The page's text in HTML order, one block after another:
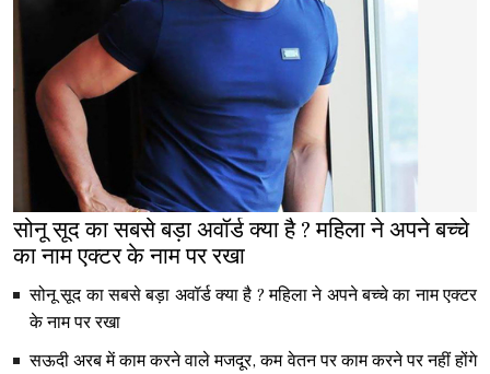
सोनू सूद का सबसे बड़ा अवॉर्ड क्या है ? महिला ने अपने बच्चे
का नाम एक्टर के नाम पर रखा
सोनू सूद का सबसे बड़ा अवॉर्ड क्या है ? महिला ने अपने बच्चे का नाम एक्टर
के नाम पर रखा
सऊदी अरब में काम करने वाले मजदूर, कम वेतन पर काम करने पर नहीं होंगे